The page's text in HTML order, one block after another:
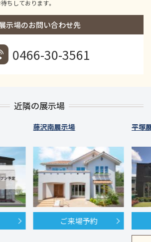
ちしております。
示場のお問い合わせ先
0466-30-3561
近隣の展示場
藤沢南展示場
ご来場予約
平塚